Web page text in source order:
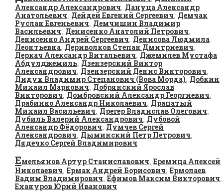
Александр Александрович, Дануца Александр
Анатольевич, Дейдей Евгений Сергеевич, Демчак
Руслан Евгеньевич, Демчишин Владимир
Васильевич, Денисенко Анатолий Петрович,
Денисенко Андрей Сергеевич, Денисова Людмила
Леонтьевна, Дериволков Степан Дмитриевич,
Деркач Александр Витальевич, Джемилев Мустафа
Абдулджемиль, Дзензерский Виктор
Александрович, Дзензерский Денис Викторович,
Дидух Владимир Степанович (Вова Морда), Добкин
Михаил Маркович, Добрянский Ярослав
Викторович, Домбровский Александр Георгиевич,
Драбинко Александр Николаевич, Драпатый
Михаил Васильевич, Дрегер Владислав Олегович,
Дубиль Валерий Александрович, Дубовой
Александр Фёдорович, Думчев Сергей
Александрович, Дыминский Петр Петрович,
Дядечко Сергей Владимирович
Емельянов Артур Станиславович, Еремица Алексей
Николаевич, Ермак Андрей Борисович, Ермолаев
Вадим Владимирович, Ефимов Максим Викторович,
Ехануров Юрий Иванович